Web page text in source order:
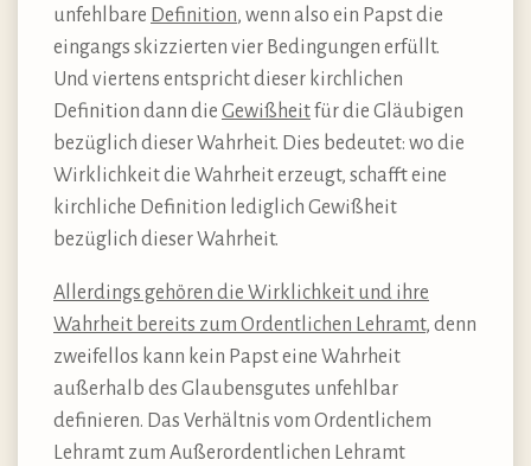
unfehlbare Definition, wenn also ein Papst die
eingangs skizzierten vier Bedingungen erfüllt.
Und viertens entspricht dieser kirchlichen
Definition dann die Gewißheitfür die Gläubigen
bezüglich dieser Wahrheit. Dies bedeutet: wo die
Wirklichkeit die Wahrheit erzeugt, schafft eine
kirchliche Definition lediglich Gewißheit
bezüglich dieser Wahrheit.
Allerdings gehören die Wirklichkeit und ihre
Wahrheit bereits zum Ordentlichen Lehramt, denn
zweifellos kann kein Papst eine Wahrheit
außerhalb des Glaubensgutes unfehlbar
definieren. Das Verhältnis vom Ordentlichem
Lehramt zum Außerordentlichen Lehramt